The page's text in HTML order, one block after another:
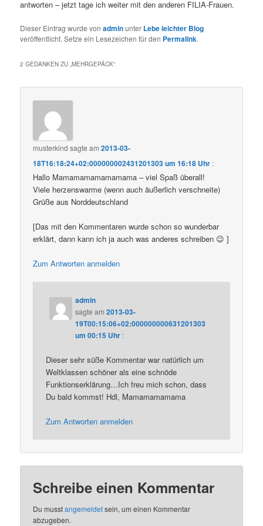
antworten – jetzt tage ich weiter mit den anderen FILIA-Frauen.
Dieser Eintrag wurde vonadminunter Lebe leichter Blog
veröffentlicht. Setze ein Lesezeichen für den Permalink.
2 GEDANKEN ZU „MEHRGEPÄCK“
musterkind sagte am2013-03-
18T16:18:24+02:000000002431201303 um 16:18 Uhr :
Hallo Mamamamamamamama – viel Spaß überall!
Viele herzenswarme (wenn auch äußerlich verschneite)
Grüße aus Norddeutschland
[Das mit den Kommentaren wurde schon so wunderbar
erklärt, dann kann ich ja auch was anderes schreiben 😉 ]
Zum Antworten anmelden
admin
sagte am2013-03-
19T00:15:06+02:000000000631201303
um 00:15 Uhr :
Dieser sehr süße Kommentar war natürlich um
Weltklassen schöner als eine schnöde
Funktionserklärung…Ich freu mich schon, dass
Du bald kommst! Hdl, Mamamamamama
Zum Antworten anmelden
Schreibe einen Kommentar
Du musstangemeldetsein, um einen Kommentar
abzugeben.